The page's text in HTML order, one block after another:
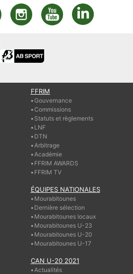
FFRIM
Gouvernance
Commissions
Statuts et règlements
LNF
DTN
Arbitrage
Académie
FFRIM AWARDS
FFRIM TV
ÉQUIPES NATIONALES
Mourabitounes
Dernière sélection
Mourabitounes locaux
Mourabitounes U-23
Mourabitounes U-20
Mourabitounes U-17
CAN U-20 2021
Actualités